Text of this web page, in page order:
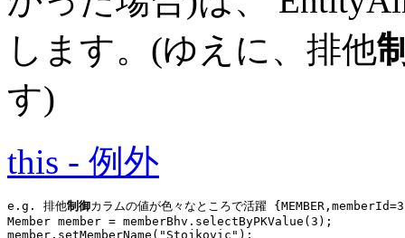
します。(ゆえに、排他
す)
this - 例外
e.g. 排他制御カラムの値が色々なところで活躍
Member member = memberBhv .selectByPKValue( 3 );
member.setMemberName( "Stojkovic"